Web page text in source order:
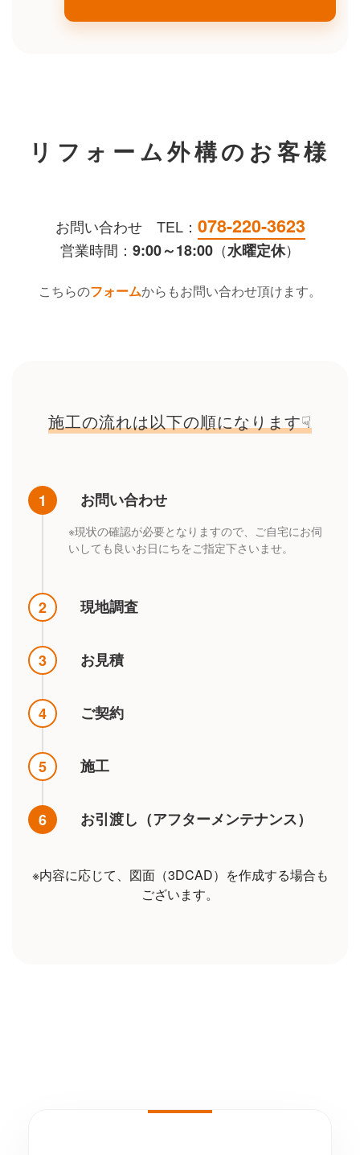
リフォーム外構のお客様
お問い合わせ TEL： 078-220-3623
営業時間： 9:00～18:00 （水曜定休）
こちらのフォームからもお問い合わせ頂けます。
施工の流れは以下の順になります☟
1 お問い合わせ
※現状の確認が必要となりますので、ご自宅にお伺
いしても良いお日にちをご指定下さいませ。
2 現地調査
3 お見積
4 ご契約
5 施工
6 お引渡し（アフターメンテナンス）
※内容に応じて、図面（3DCAD）を作成する場合も
ございます。